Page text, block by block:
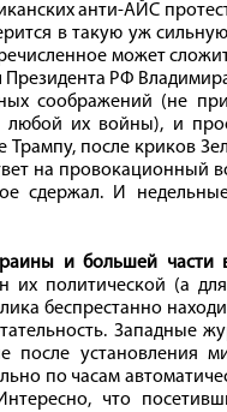
анти-АЙС
в такую уж
может
Президента РФ
соображений (не
их войны), и
Трампу, после криков
на провокационный
сдержал. И
и большей части
их политической (а
беспрестанно
Западные
после
по часам
что